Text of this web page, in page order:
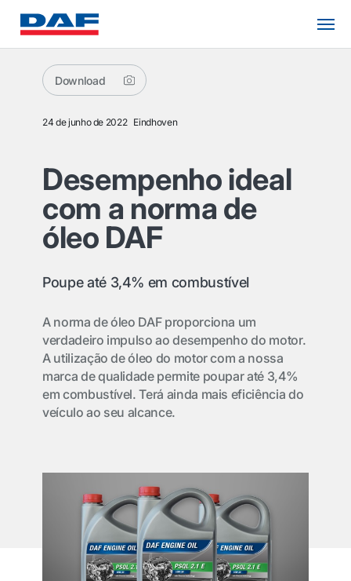
Download
24 de junho de 2022 Eindhoven
Desempenho ideal
com a norma de
óleo DAF
Poupe até 3,4% em combustível
A norma de óleo DAF proporciona um
verdadeiro impulso ao desempenho do motor.
A utilização de óleo do motor com a nossa
marca de qualidade permite poupar até 3,4%
em combustível. Terá ainda mais eficiência do
veículo ao seu alcance.